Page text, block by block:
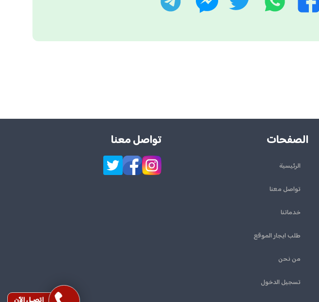
الصفحات
الرئيسية
تواصل معنا
خدماتنا
طلب ايجار الموقع
من نحن
تسجيل الدخول
تواصل معنا